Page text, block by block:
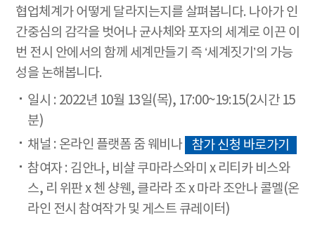
협업체계가 어떻게 달라지는지를 살펴봅니다. 나아가 인
간중심의 감각을 벗어나 균사체와 포자의 세계로 이끈 이
번 전시 안에서의 함께 세계만들기 즉 ‘세계짓기’의 가능
성을 논해봅니다.
일시 : 2022년 10월 13일(목), 17:00~19:15(2시간 15
분)
채널 : 온라인 플랫폼 줌 웨비나
참가 신청 바로가기
참여자 : 김안나, 비샬 쿠마라스와미 x 리티카 비스와
스, 리 위판 x 첸 샹웬, 클라라 조 x 마라 조안나 콜멜(온
라인 전시 참여작가 및 게스트 큐레이터)